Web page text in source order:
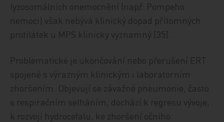
lyzosomálních onemocnění (např. Pompeho
nemoci) však nebývá klinický dopad přítomných
protilátek u MPS klinicky významný [35].
Problematické je ukončování nebo přerušení ERT
spojené s výrazným klinickým i laboratorním
zhoršením. Objevují se závažné pneumonie, často
s respiračním selháním, dochází k regresu vývoje,
k rozvoji hydrocefalu, ke zhoršení očního